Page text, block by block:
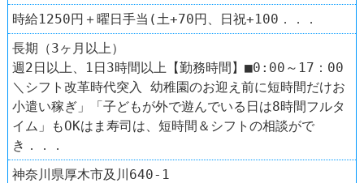
時給1250円＋曜日手当(土+70円、日祝+100．．．
長期（3ヶ月以上）
週2日以上、1日3時間以上【勤務時間】■0:00～17：00
＼シフト改革時代突入 幼稚園のお迎え前に短時間だけお
小遣い稼ぎ」「子どもが外で遊んでいる日は8時間フルタ
イム」もOKはま寿司は、短時間＆シフトの相談がで
き．．．
神奈川県厚木市及川640-1